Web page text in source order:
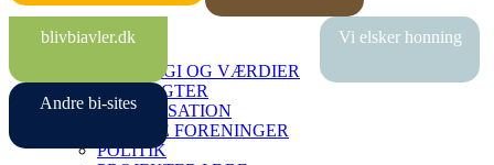
blivbiavler.dk Vi elsker honning
Andre bi-sites
FORSIDE
STRATEGI OG VÆRDIER
VEDTÆGTER
ORGANISATION
LOKALE FORENINGER
POLITIK